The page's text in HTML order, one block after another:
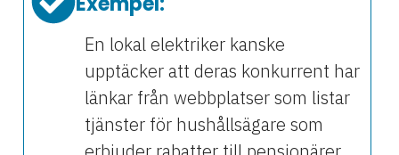
En lokal elektriker kanske
upptäcker att deras konkurrent har
länkar från webbplatser som listar
tjänster för hushållsägare som